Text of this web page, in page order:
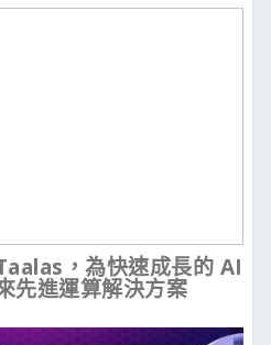
，為快速成長的 AI
先進運算解決方案